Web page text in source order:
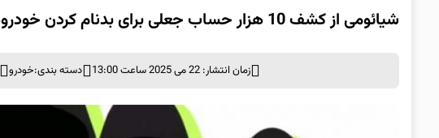
شیائومی از کشف 10 هزار حساب جعلی برای بدنام کردن خودروهای خود خبر داد!
زمان انتشار: 22 می 2025 ساعت 13:00 دسته بندی:خودرو